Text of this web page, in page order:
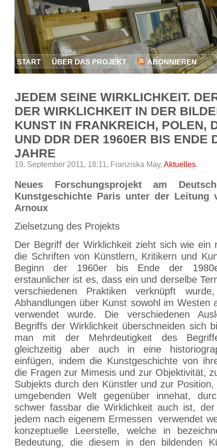
START ÜBER DAS PROJEKT ABONNIEREN
JEDEM SEINE WIRKLICHKEIT.
DER WIRKLICHKEIT IN DER
KUNST IN FRANKREICH, POLEN,
UND DDR DER 1960ER BIS ENDE
JAHRE
19. September 2011, 18:11, Franziska May, Aktuelles.
Neues Forschungsprojekt am
Kunstgeschichte Paris unter der Leitung
Arnoux
Zielsetzung des Projekts
Der Begriff der Wirklichkeit zieht sich wie ein
die Schriften von Künstlern, Kritikern und
Beginn der 1960er bis Ende der
erstaunlicher ist es, dass ein und derselbe
verschiedenen Praktiken verknüpft
Abhandlungen über Kunst sowohl im Westen
verwendet wurde. Die verschiedenen
Begriffs der Wirklichkeit überschneiden sich
man mit der Mehrdeutigkeit des
gleichzeitig aber auch in eine
einfügen, indem die Kunstgeschichte von
die Fragen zur Mimesis und zur Objektivität,
Subjekts durch den Künstler und zur
umgebenden Welt gegenüber innehat,
schwer fassbar die Wirklichkeit auch ist,
jedem nach eigenem Ermessen verwendet
konzeptuelle Leerstelle, welche in
Bedeutung, die diesem in den bildenden